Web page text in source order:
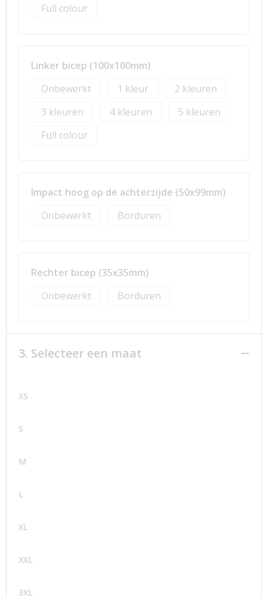
Full colour
Linker bicep (100x100mm)
Onbewerkt
1
2
3
4
5
Full colour
Impact hoog op de achterzijde (50x99mm)
Onbewerkt
Borduren
Rechter bicep (35x35mm)
Onbewerkt
Borduren
3. Selecteer een maat
XS
S
M
L
XL
XXL
3XL